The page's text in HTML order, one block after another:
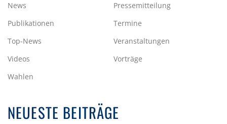
News
Pressemitteilung
Publikationen
Termine
Top-News
Veranstaltungen
Videos
Vorträge
Wahlen
NEUESTE BEITRÄGE